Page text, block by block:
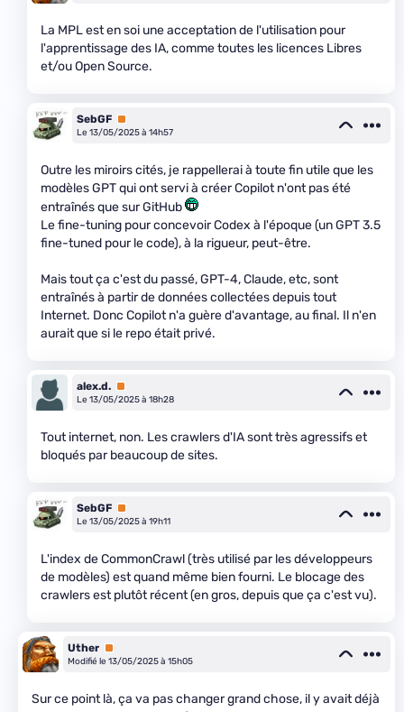
La MPL est en soi une acceptation de l'utilisation pour
l'apprentissage des IA, comme toutes les licences Libres
et/ou Open Source.
SebGF Premium
Le 13/05/2025 à 14h57
Outre les miroirs cités, je rappellerai à toute fin utile que les
modèles GPT qui ont servi à créer Copilot n'ont pas été
entraînés que sur GitHub
Le fine-tuning pour concevoir Codex à l'époque (un GPT 3.5
fine-tuned pour le code), à la rigueur, peut-être.
Mais tout ça c'est du passé, GPT-4, Claude, etc, sont
entraînés à partir de données collectées depuis tout
Internet. Donc Copilot n'a guère d'avantage, au final. Il n'en
aurait que si le repo était privé.
alex.d. Premium
Le 13/05/2025 à 18h28
Tout internet, non. Les crawlers d'IA sont très agressifs et
bloqués par beaucoup de sites.
SebGF Premium
Le 13/05/2025 à 19h11
L'index de CommonCrawl (très utilisé par les développeurs
de modèles) est quand même bien fourni. Le blocage des
crawlers est plutôt récent (en gros, depuis que ça c'est vu).
Uther Premium
Modifié le 13/05/2025 à 15h05
Sur ce point là, ça va pas changer grand chose, il y avait déjà